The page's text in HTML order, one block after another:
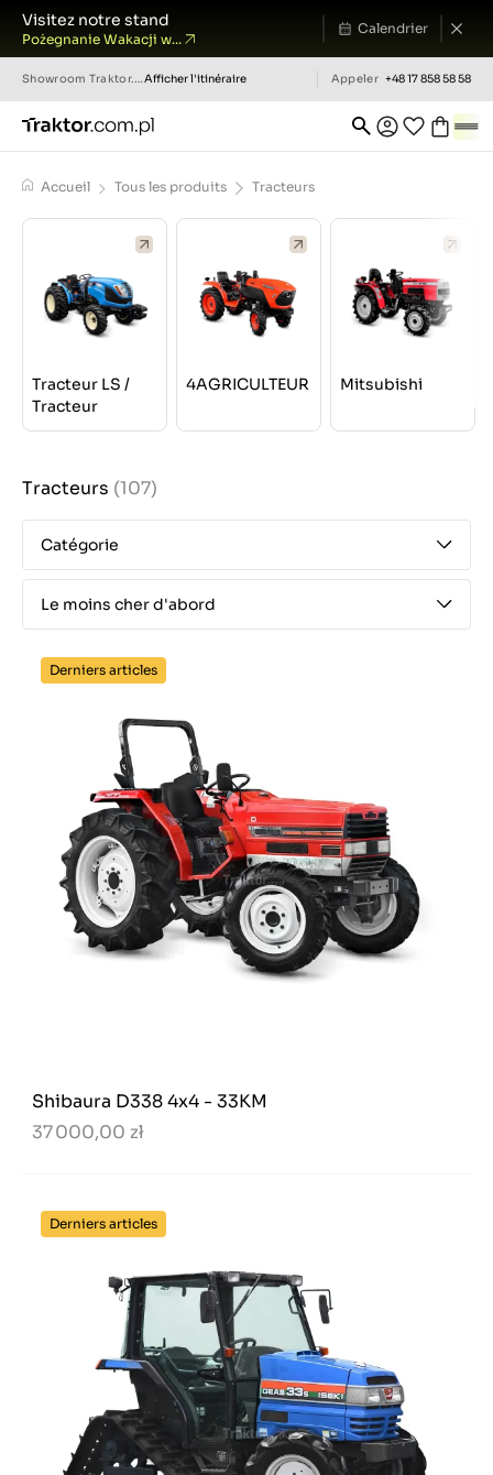
Visitez notre stand
Pożegnanie Wakacji w...
Calendrier
Showroom Traktor.com.pl Afficher l'itinéraire Appeler +48 17 858 58 58
Accueil Tous les produits Tracteurs
Tracteur LS /
Tracteur
4AGRICULTEUR Mitsubishi
Tracteurs (107)
Catégorie
Le moins cher d'abord
Derniers articles
Shibaura D338 4x4 - 33KM
37 000,00 zł
Derniers articles